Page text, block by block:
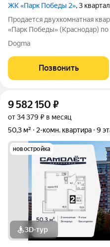
ЖК «Парк Победы 2», 3
Продается двухкомнатная
«Парк Победы» (Краснодар) по
Краснодар, ул. Героя Пешкова,
квартиры 64.10 кв. м., этаж 18 из 18, секция 1. Тип проекта, по
которому построен
Dogma
Позвонить
9 582 150 ₽
от 34 379 ₽ в месяц
50,3 м²
2-комн. квартира 9
новостройка
3D-тур